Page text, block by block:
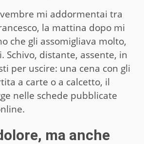
mi addormentai tra
la mattina dopo mi
che gli assomigliava molto,
Schivo, distante, assente, in
per uscire: una cena con gli
a carte o a calcetto, il
nelle schede pubblicate
ma anche